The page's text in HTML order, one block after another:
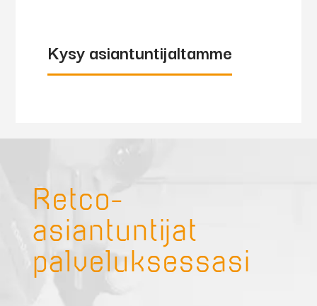
Kysy asiantuntijaltamme
Retco-
asiantuntijat
palveluksessasi